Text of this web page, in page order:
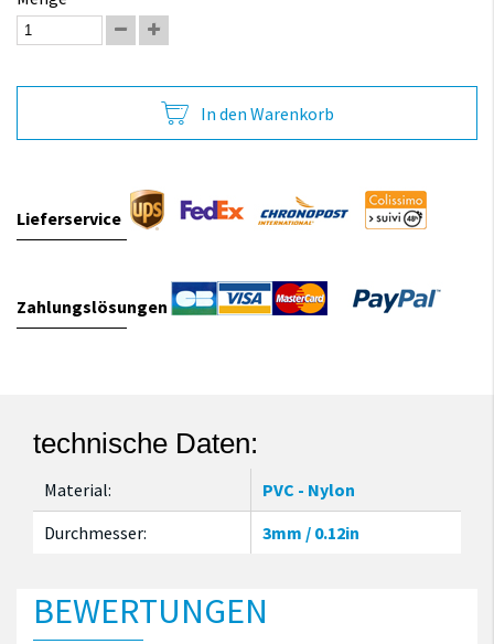
In den Warenkorb
Lieferservice
Zahlungslösungen
technische Daten:
Material:
PVC - Nylon
Durchmesser:
3mm / 0.12in
BEWERTUNGEN